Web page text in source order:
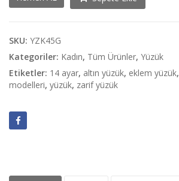
SKU: YZK45G
Kategoriler: Kadın, Tüm Ürünler, Yüzük
Etiketler: 14 ayar, altın yüzük, eklem yüzük,
modelleri, yüzük, zarif yüzük